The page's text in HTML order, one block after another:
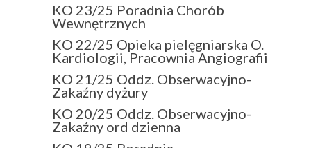
KO 23/25 Poradnia Chorób
Wewnętrznych
KO 22/25 Opieka pielęgniarska O.
Kardiologii, Pracownia Angiografii
KO 21/25 Oddz. Obserwacyjno-
Zakaźny dyżury
KO 20/25 Oddz. Obserwacyjno-
Zakaźny ord dzienna